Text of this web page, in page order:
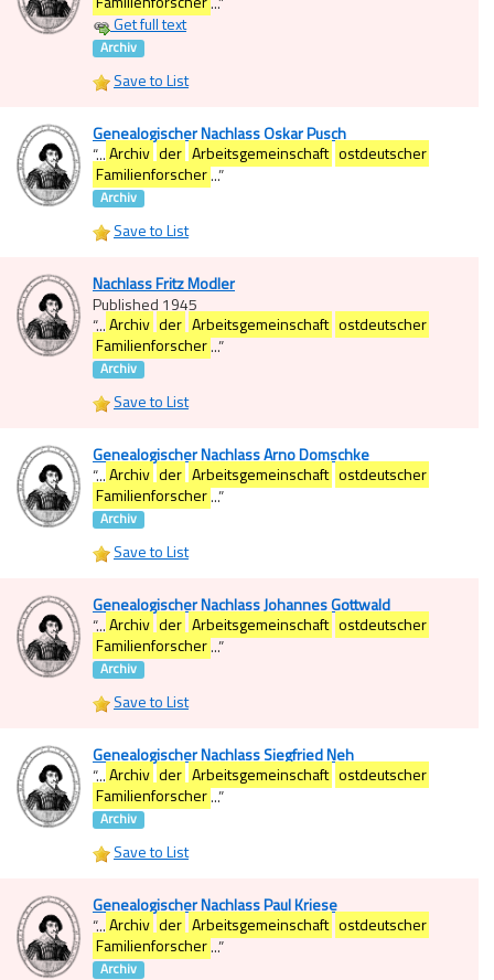
Get full text
Archiv
Save to List
Genealogischer Nachlass Oskar Pusch
“...Archiv der Arbeitsgemeinschaft ostdeutscher
Familienforscher...”
Archiv
Save to List
Nachlass Fritz Modler
Published 1945
“...Archiv der Arbeitsgemeinschaft ostdeutscher
Familienforscher...”
Archiv
Save to List
Genealogischer Nachlass Arno Domschke
“...Archiv der Arbeitsgemeinschaft ostdeutscher
Familienforscher...”
Archiv
Save to List
Genealogischer Nachlass Johannes Gottwald
“...Archiv der Arbeitsgemeinschaft ostdeutscher
Familienforscher...”
Archiv
Save to List
Genealogischer Nachlass Siegfried Neh
“...Archiv der Arbeitsgemeinschaft ostdeutscher
Familienforscher...”
Archiv
Save to List
Genealogischer Nachlass Paul Kriese
“...Archiv der Arbeitsgemeinschaft ostdeutscher
Familienforscher...”
Archiv